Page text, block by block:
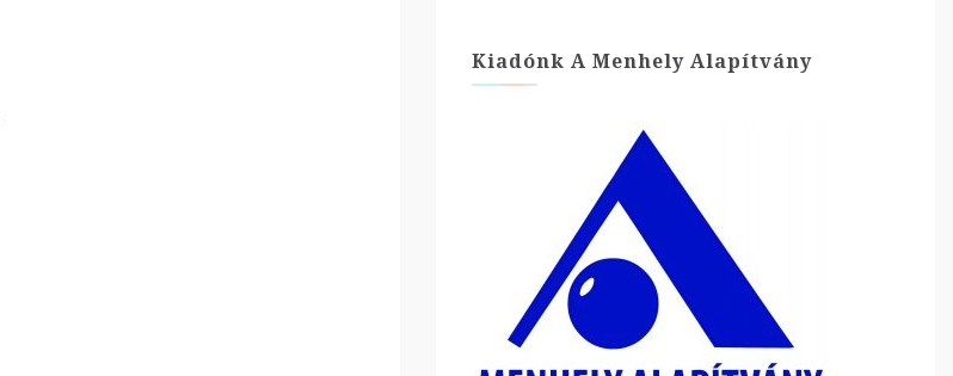
Kiadónk A Menhely Alapítvány